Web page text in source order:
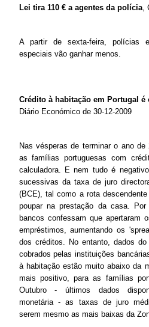
Lei tira 110 € a agentes da polícia,
A partir de sexta-feira, polícias
especiais vão ganhar menos.
Crédito à habitação em Portugal
Diário Económico de 30-12-2009
Nas vésperas de terminar o ano
as famílias portuguesas com
calculadora. E nem tudo é
sucessivas da taxa de juro
(BCE), tal como a rota
poupar na prestação da casa.
bancos confessam que apertaram
empréstimos, aumentando os
dos créditos. No entanto, dados
cobrados pelas instituições
à habitação estão muito abaixo da
mais positivo, para as famílias
Outubro - últimos dados
monetária - as taxas de juro
serem mesmo as mais baixas da